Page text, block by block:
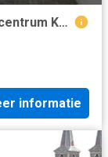
Gerenoveerd appartement te huur in centrum Kortrijk!
informatie